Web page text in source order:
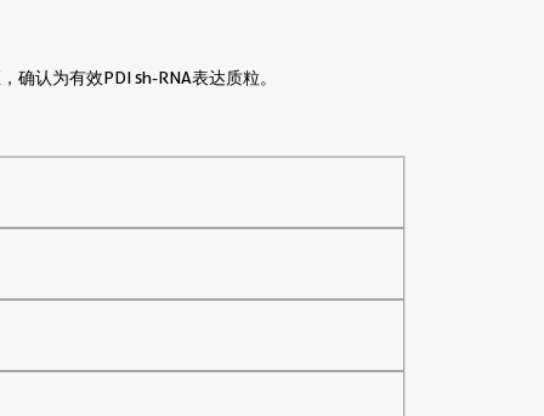
确认为有效PDI sh-RNA表达质粒。